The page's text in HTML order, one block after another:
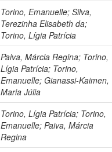
Torino, Emanuelle; Silva,
Terezinha Elisabeth da;
Torino, Lígia Patrícia
Paiva, Márcia Regina; Torino,
Lígia Patrícia; Torino,
Emanuelle; Gianassi-Kaimen,
Maria Júlia
Torino, Lígia Patrícia; Torino,
Emanuelle; Paiva, Márcia
Regina